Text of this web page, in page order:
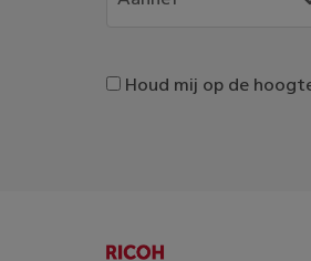
Houd mij op de